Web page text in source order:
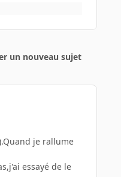
un nouveau sujet
je rallume
essayé de le